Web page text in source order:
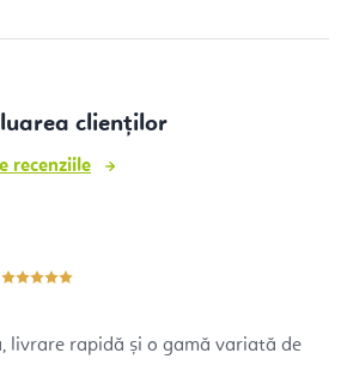
clienților
recenziile
livrare rapidă și o gamă variată de